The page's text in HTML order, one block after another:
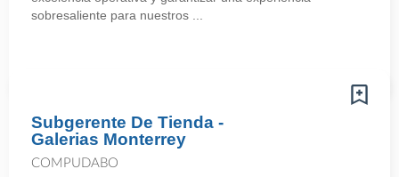
sobresaliente para nuestros ...
Subgerente De Tienda -
Galerias Monterrey
COMPUDABO